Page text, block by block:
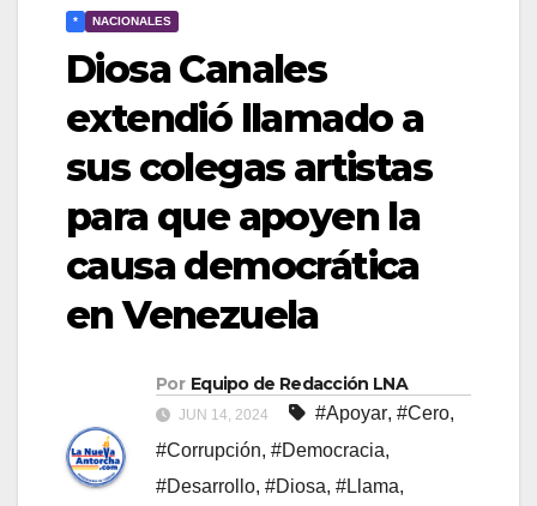
* NACIONALES
Diosa Canales
extendió llamado a
sus colegas artistas
para que apoyen la
causa democrática
en Venezuela
Por Equipo de Redacción LNA
JUN 14, 2024 #Apoyar, #Cero,
#Corrupción, #Democracia,
#Desarrollo, #Diosa, #Llama,